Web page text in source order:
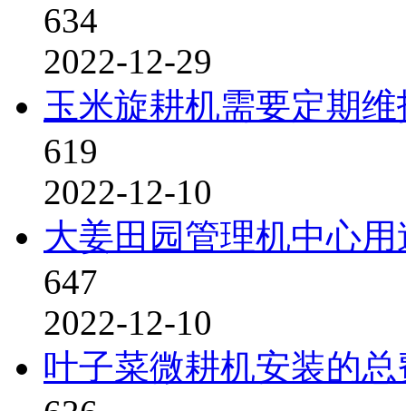
634
2022-12-29
玉米旋耕机需要定期维
619
2022-12-10
大姜田园管理机中心用
647
2022-12-10
叶子菜微耕机安装的